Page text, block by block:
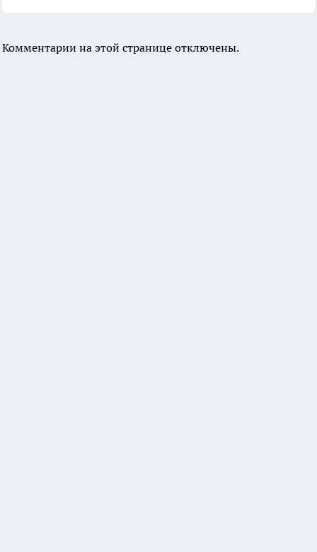
Комментарии на этой странице отключены.